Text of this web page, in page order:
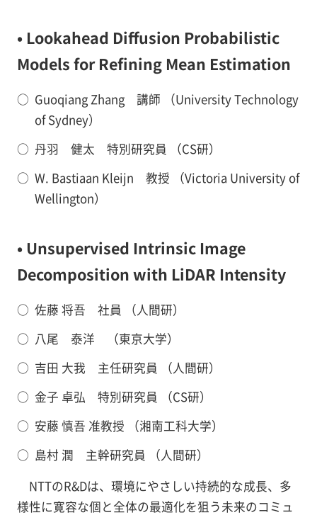
• Lookahead Diffusion Probabilistic
Models for Refining Mean Estimation
○ Guoqiang Zhang 講師 （University Technology
of Sydney）
○ 丹羽 健太 特別研究員 （CS研）
○ W. Bastiaan Kleijn 教授 （Victoria University of
Wellington）
• Unsupervised Intrinsic Image
Decomposition with LiDAR Intensity
○ 佐藤 将吾 社員 （人間研）
○ 八尾 泰洋 （東京大学）
○ 吉田 大我 主任研究員 （人間研）
○ 金子 卓弘 特別研究員 （CS研）
○ 安藤 慎吾 准教授 （湘南工科大学）
○ 島村 潤 主幹研究員 （人間研）
NTTのR&Dは、環境にやさしい持続的な成長、多
様性に寛容な個と全体の最適化を狙う未来のコミュ